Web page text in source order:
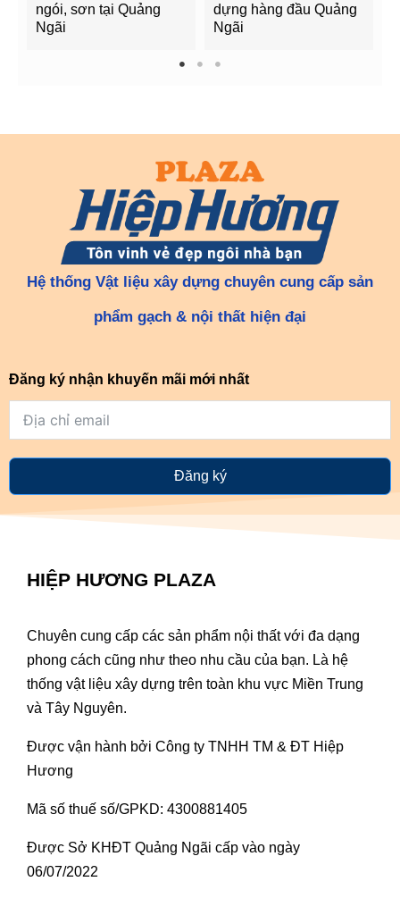
ngói, sơn tại Quảng
Ngãi
dựng hàng đầu Quảng
Ngãi
1 2 3
Hệ thống Vật liệu xây dựng chuyên cung cấp sản
phẩm gạch & nội thất hiện đại
Đăng ký nhận khuyến mãi mới nhất
Đăng ký
HIỆP HƯƠNG PLAZA
Chuyên cung cấp các sản phẩm nội thất với đa dạng
phong cách cũng như theo nhu cầu của bạn. Là hệ
thống vật liệu xây dựng trên toàn khu vực Miền Trung
và Tây Nguyên.
Được vận hành bởi Công ty TNHH TM & ĐT Hiệp
Hương
Mã số thuế số/GPKD: 4300881405
Được Sở KHĐT Quảng Ngãi cấp vào ngày
06/07/2022